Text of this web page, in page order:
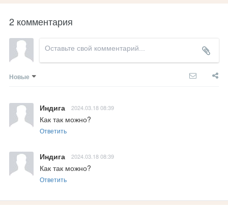
2 комментария
Новые
Индига 2024.03.18 08:39
Как так можно?
Ответить
Индига 2024.03.18 08:39
Как так можно?
Ответить